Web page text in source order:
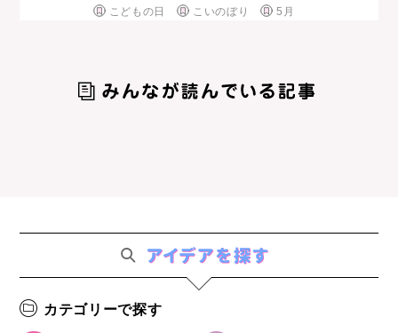
こどもの日 こいのぼり 5月
カテゴリーで探す